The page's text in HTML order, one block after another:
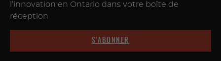
l’innovation en Ontario dans votre boîte de
réception
S'ABONNER